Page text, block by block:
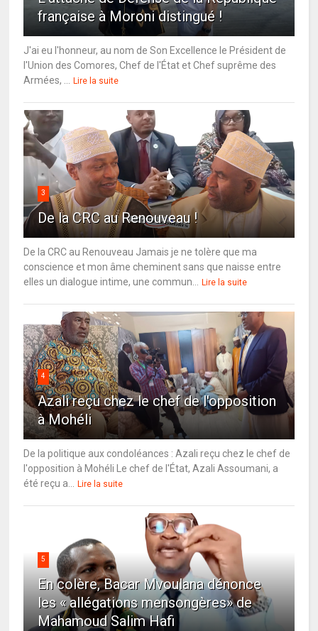
française à Moroni distingué !
J'ai eu l'honneur, au nom de Son Excellence le Président de
l'Union des Comores, Chef de l'État et Chef suprême des
Armées, ...
Lire la suite
3
De la CRC au Renouveau !
De la CRC au Renouveau Jamais je ne tolère que ma
conscience et mon âme cheminent sans que naisse entre
elles un dialogue intime, une commun...
Lire la suite
4
Azali reçu chez le chef de l'opposition
à Mohéli
De la politique aux condoléances : Azali reçu chez le chef de
l'opposition à Mohéli Le chef de l'État, Azali Assoumani, a
été reçu a...
Lire la suite
5
En colère, Bacar Mvoulana dénonce
les « allégations mensongères» de
Mahamoud Salim Hafi